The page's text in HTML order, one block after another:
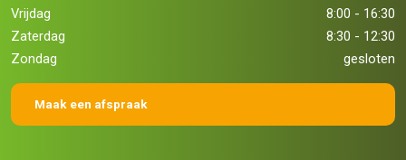
Vrijdag
8:00 - 16:30
Zaterdag
8:30 - 12:30
Zondag
gesloten
Maak een afspraak